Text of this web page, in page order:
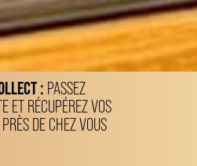
: PASSEZ
ET RÉCUPÉREZ VOS
DE CHEZ VOUS